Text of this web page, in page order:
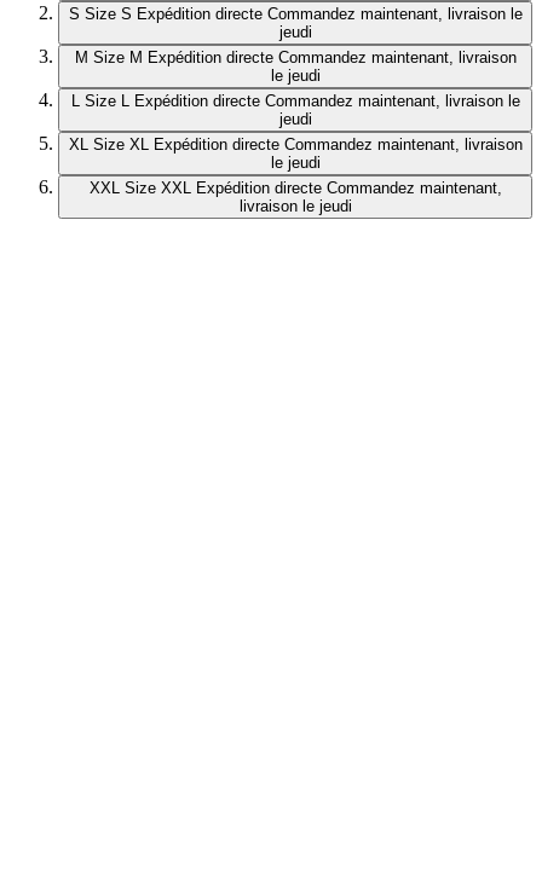
S Size S Expédition directe Commandez maintenant, livraison le
jeudi
M Size M Expédition directe Commandez maintenant, livraison
le jeudi
L Size L Expédition directe Commandez maintenant, livraison le
jeudi
XL Size XL Expédition directe Commandez maintenant, livraison
le jeudi
XXL Size XXL Expédition directe Commandez maintenant,
livraison le jeudi